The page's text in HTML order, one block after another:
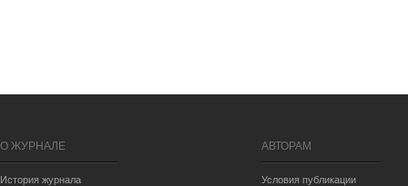
О ЖУРНАЛЕ
История журнала
АВТОРАМ
Условия публикации